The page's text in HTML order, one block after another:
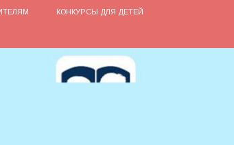
КОНКУРСЫ ДЛЯ ДЕТЕЙ